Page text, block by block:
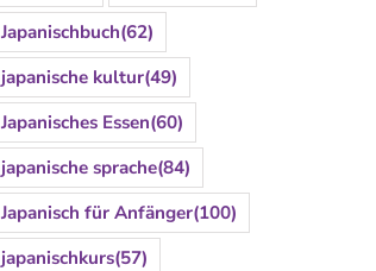
Japanischbuch(62)
japanische kultur(49)
Japanisches Essen(60)
japanische sprache(84)
Japanisch für Anfänger(100)
japanischkurs(57)